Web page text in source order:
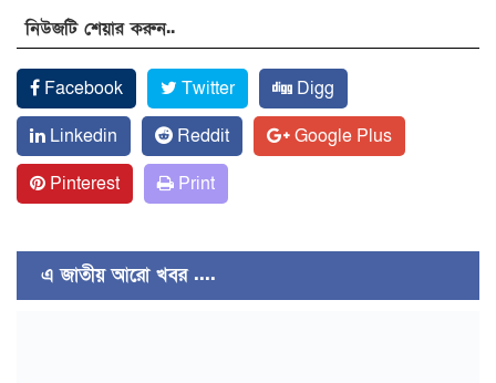
নিউজটি শেয়ার করুন..
Facebook Twitter
Digg
Linkedin
Reddit
Google Plus
Pinterest
Print
এ জাতীয় আরো খবর ....